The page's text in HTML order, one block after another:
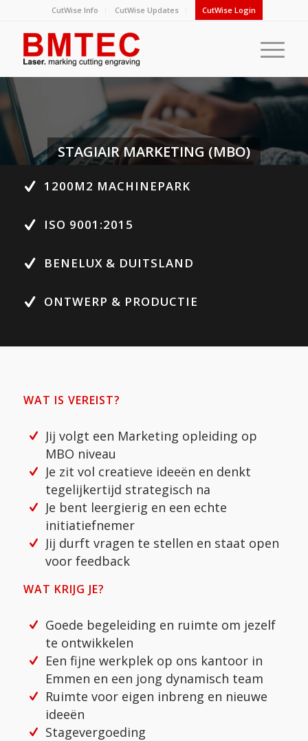
CutWise Info CutWise Updates CutWise Login
STAGIAIR MARKETING (MBO)
1200M2 MACHINEPARK
ISO 9001:2015
BENELUX & DUITSLAND
ONTWERP & PRODUCTIE
WAT IS VEREIST?
Jij volgt een Marketing opleiding op
MBO niveau
Je zit vol creatieve ideeën en denkt
tegelijkertijd strategisch na
Je bent leergierig en een echte
initiatiefnemer
Jij durft vragen te stellen en staat open
voor feedback
WAT KRIJG JE?
Goede begeleiding en ruimte om jezelf
te ontwikkelen
Een fijne werkplek op ons kantoor in
Emmen en een jong dynamisch team
Ruimte voor eigen inbreng en nieuwe
ideeën
Stagevergoeding